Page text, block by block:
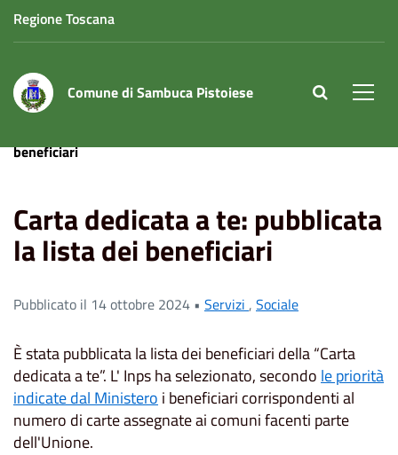
Regione Toscana
Comune di Sambuca Pistoiese site.searc
beneficiari
Carta dedicata a te: pubblicata
la lista dei beneficiari
Pubblicato il 14 ottobre 2024 • Servizi , Sociale
È stata pubblicata la lista dei beneficiari della “Carta
dedicata a te”. L' Inps ha selezionato, secondo le priorità
indicate dal Ministero i beneficiari corrispondenti al
numero di carte assegnate ai comuni facenti parte
dell'Unione.